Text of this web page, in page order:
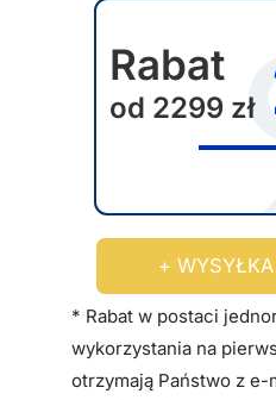
Rabat
od 2299 zł
+
* Rabat w postaci
wykorzystania na
otrzymają Państwo z e-